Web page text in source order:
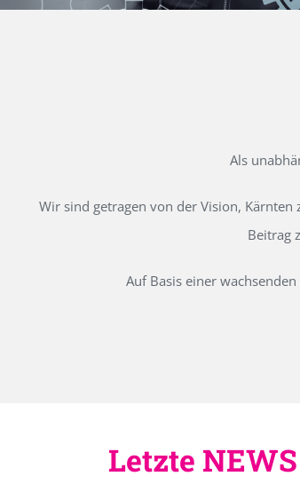
Als
Wir sind getragen von der Vision,
Beitrag
Auf Basis einer
Letzte NEWS